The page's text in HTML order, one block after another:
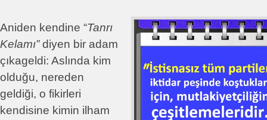
Aniden kendine “Tanrı
Kelamı”diyen bir adam
çıkageldi: Aslında kim
olduğu, nereden
geldiği, o fikirleri
kendisine kimin ilham